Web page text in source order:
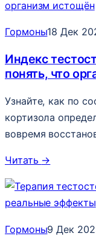
Гормоны18 Дек
Индекс
понять, что
Узнайте, как по
кортизола
вовремя
Читать →
Гормоны9 Дек